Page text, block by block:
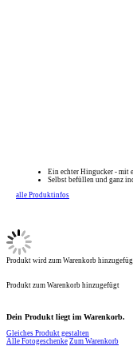
Ein echter Hingucker - mit
Selbst befüllen und ganz
alle Produktinfos
Produkt wird zum Warenkorb
Produkt zum Warenkorb hinzugefügt
Dein Produkt liegt im Warenkorb.
Gleiches Produkt gestalten
Alle Fotogeschenke Zum Warenkorb